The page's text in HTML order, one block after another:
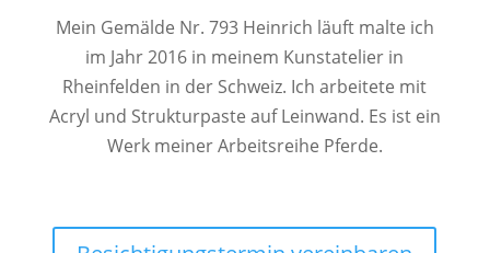
Mein Gemälde Nr. 793 Heinrich läuft malte ich
im Jahr 2016 in meinem Kunstatelier in
Rheinfelden in der Schweiz. Ich arbeitete mit
Acryl und Strukturpaste auf Leinwand. Es ist ein
Werk meiner Arbeitsreihe Pferde.